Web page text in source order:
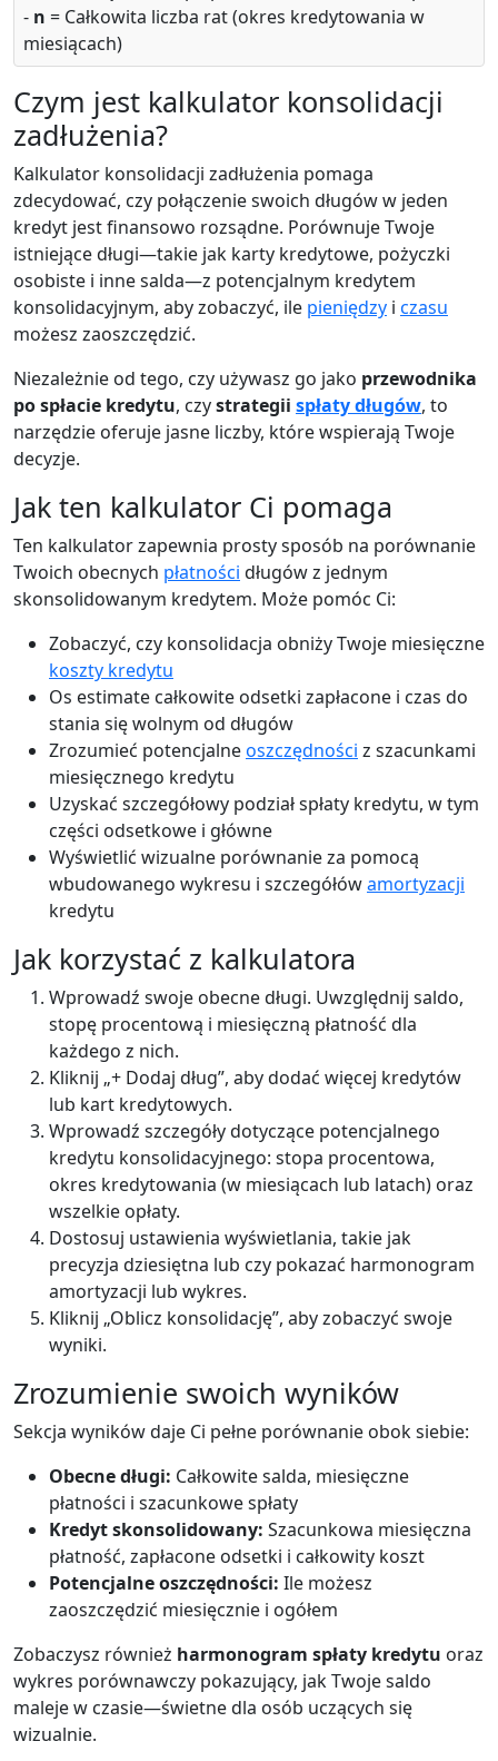
- n = Całkowita liczba rat (okres kredytowania w
miesiącach)
Czym jest kalkulator konsolidacji
zadłużenia?
Kalkulator konsolidacji zadłużenia pomaga
zdecydować, czy połączenie swoich długów w jeden
kredyt jest finansowo rozsądne. Porównuje Twoje
istniejące długi—takie jak karty kredytowe, pożyczki
osobiste i inne salda—z potencjalnym kredytem
konsolidacyjnym, aby zobaczyć, ile pieniędzy i czasu
możesz zaoszczędzić.
Niezależnie od tego, czy używasz go jako przewodnika
po spłacie kredytu, czystrategii spłaty długów, to
narzędzie oferuje jasne liczby, które wspierają Twoje
decyzje.
Jak ten kalkulator Ci pomaga
Ten kalkulator zapewnia prosty sposób na porównanie
Twoich obecnych płatności długów z jednym
skonsolidowanym kredytem. Może pomóc Ci:
Zobaczyć, czy konsolidacja obniży Twoje miesięczne
koszty kredytu
Os estimate całkowite odsetki zapłacone i czas do
stania się wolnym od długów
Zrozumieć potencjalneoszczędności z szacunkami
miesięcznego kredytu
Uzyskać szczegółowy podział spłaty kredytu, w tym
części odsetkowe i główne
Wyświetlić wizualne porównanie za pomocą
wbudowanego wykresu i szczegółówamortyzacji
kredytu
Jak korzystać z kalkulatora
Wprowadź swoje obecne długi. Uwzględnij saldo,
stopę procentową i miesięczną płatność dla
każdego z nich.
Kliknij „+ Dodaj dług”, aby dodać więcej kredytów
lub kart kredytowych.
Wprowadź szczegóły dotyczące potencjalnego
kredytu konsolidacyjnego: stopa procentowa,
okres kredytowania (w miesiącach lub latach) oraz
wszelkie opłaty.
Dostosuj ustawienia wyświetlania, takie jak
precyzja dziesiętna lub czy pokazać harmonogram
amortyzacji lub wykres.
Kliknij „Oblicz konsolidację”, aby zobaczyć swoje
wyniki.
Zrozumienie swoich wyników
Sekcja wyników daje Ci pełne porównanie obok siebie:
Obecne długi: Całkowite salda, miesięczne
płatności i szacunkowe spłaty
Kredyt skonsolidowany: Szacunkowa miesięczna
płatność, zapłacone odsetki i całkowity koszt
Potencjalne oszczędności: Ile możesz
zaoszczędzić miesięcznie i ogółem
Zobaczysz również harmonogram spłaty kredytu oraz
wykres porównawczy pokazujący, jak Twoje saldo
maleje w czasie—świetne dla osób uczących się
wizualnie.